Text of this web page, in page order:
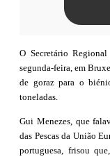
O Secretário
segunda-feira, em
de goraz para o
toneladas.
Gui Menezes, que
das Pescas da União
portuguesa, frisou